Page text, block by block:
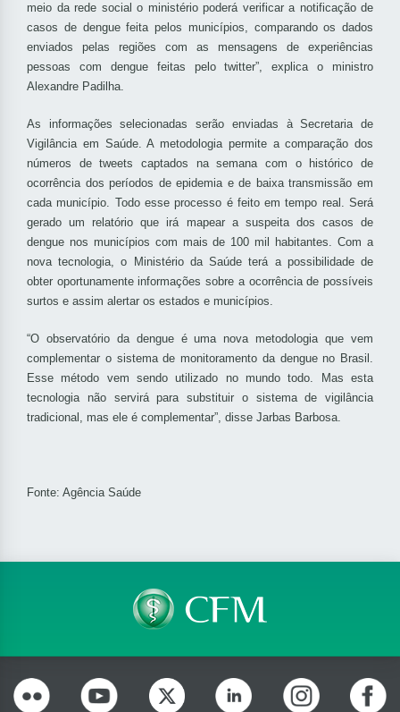
meio da rede social o ministério poderá verificar a notificação de
casos de dengue feita pelos municípios, comparando os dados
enviados pelas regiões com as mensagens de experiências
pessoas com dengue feitas pelo twitter”, explica o ministro
Alexandre Padilha.
As informações selecionadas serão enviadas à Secretaria de
Vigilância em Saúde. A metodologia permite a comparação dos
números de tweets captados na semana com o histórico de
ocorrência dos períodos de epidemia e de baixa transmissão em
cada município. Todo esse processo é feito em tempo real. Será
gerado um relatório que irá mapear a suspeita dos casos de
dengue nos municípios com mais de 100 mil habitantes. Com a
nova tecnologia, o Ministério da Saúde terá a possibilidade de
obter oportunamente informações sobre a ocorrência de possíveis
surtos e assim alertar os estados e municípios.
“O observatório da dengue é uma nova metodologia que vem
complementar o sistema de monitoramento da dengue no Brasil.
Esse método vem sendo utilizado no mundo todo. Mas esta
tecnologia não servirá para substituir o sistema de vigilância
tradicional, mas ele é complementar”, disse Jarbas Barbosa.
Fonte: Agência Saúde